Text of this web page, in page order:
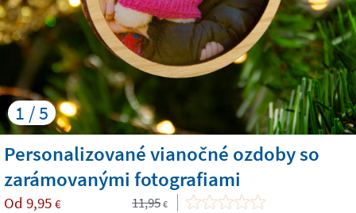
1 / 5
Personalizované vianočné ozdoby so
zarámovanými fotografiami
Od 9,95 € 11,95 €